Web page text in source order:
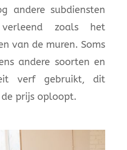
andere subdiensten
zoals het
van de muren. Soms
andere soorten en
verf gebruikt, dit
prijs oploopt.